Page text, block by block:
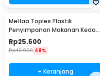
MeHaa Toples Plastik
Penyimpanan Makanan Kedap
Udara Storage Jar 1.8L - YF0086
Rp25.600
Rp48.900 48%
+ Keranjang